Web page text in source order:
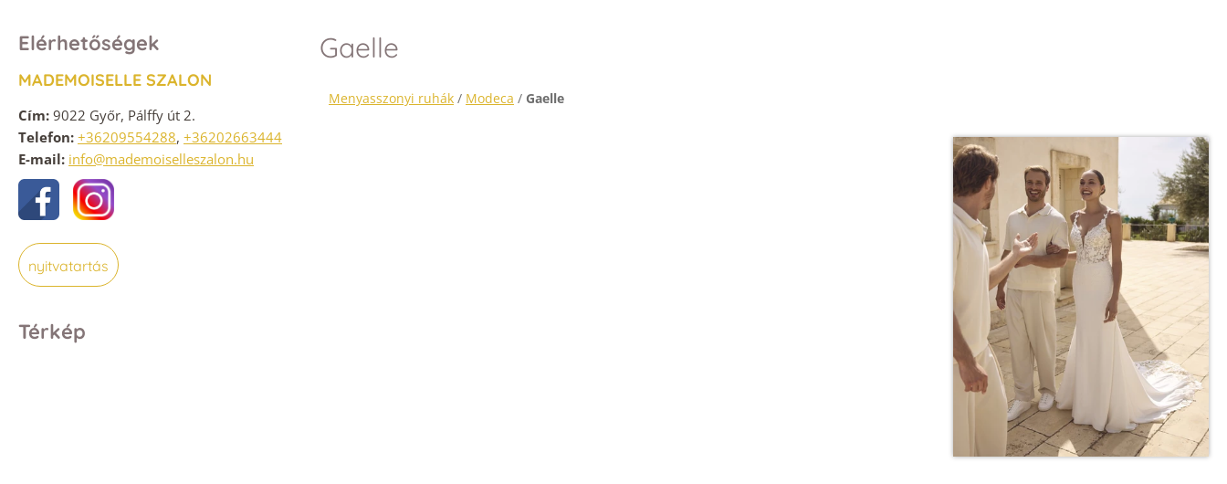
Elérhetőségek
MADEMOISELLE SZALON
Cím: 9022 Győr, Pálffy út 2.
Telefon: +36209554288, +36202663444
E-mail: info@mademoiselleszalon.hu
nyitvatartás
Térkép
Gaelle
Menyasszonyi ruhák / Modeca / Gaelle